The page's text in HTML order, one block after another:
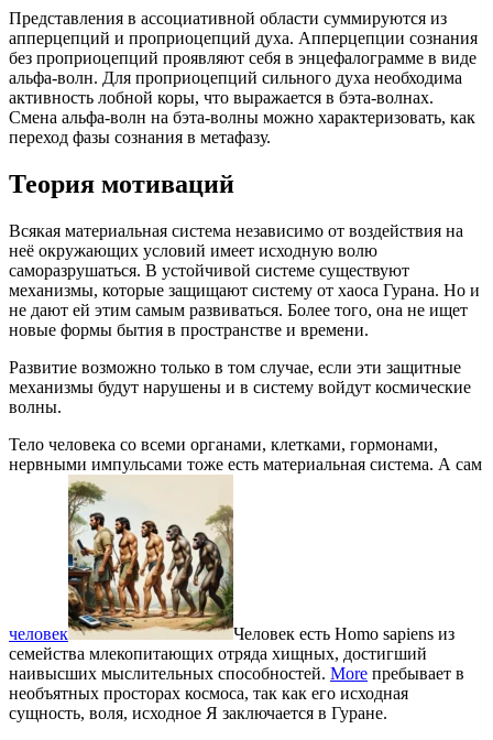
Представления в ассоциативной области суммируются из
апперцепций и проприоцепций духа. Апперцепции сознания
без проприоцепций проявляют себя в энцефалограмме в виде
альфа-волн. Для проприоцепций сильного духа необходима
активность лобной коры, что выражается в бэта-волнах.
Смена альфа-волн на бэта-волны можно характеризовать, как
переход фазы сознания в метафазу.
Теория мотиваций
Всякая материальная система независимо от воздействия на
неё окружающих условий имеет исходную волю
саморазрушаться. В устойчивой системе существуют
механизмы, которые защищают систему от хаоса Гурана. Но и
не дают ей этим самым развиваться. Более того, она не ищет
новые формы бытия в пространстве и времени.
Развитие возможно только в том случае, если эти защитные
механизмы будут нарушены и в систему войдут космические
волны.
Тело человека со всеми органами, клетками, гормонами,
нервными импульсами тоже есть материальная система. А сам
человек
Человек есть Homo sapiens из
семейства млекопитающих отряда хищных, достигший
наивысших мыслительных способностей. More пребывает в
необъятных просторах космоса, так как его исходная
сущность, воля, исходное Я заключается в Гуране.